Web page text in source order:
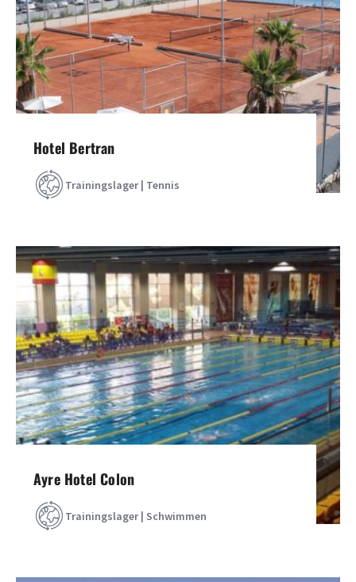
Hotel Bertran
Trainingslager | Tennis
Ayre Hotel Colon
Trainingslager | Schwimmen